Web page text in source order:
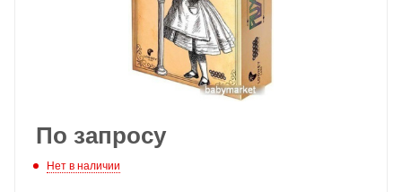
По запросу
Нет в наличии